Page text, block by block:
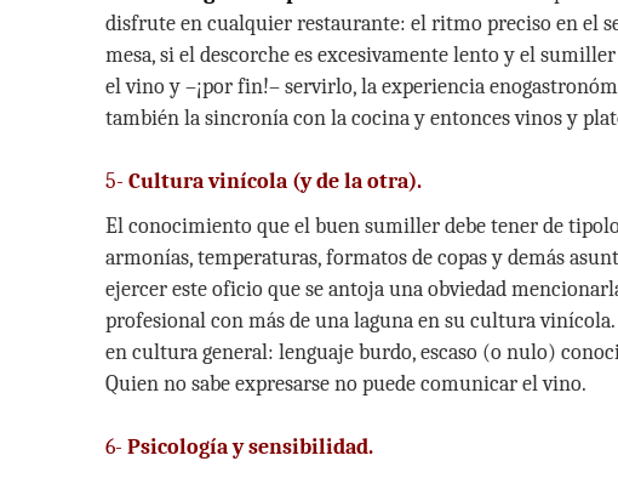
disfrute en cualquier restaurante: el ritmo preciso en el
mesa, si el descorche es excesivamente lento y el
el vino y –¡por fin!– servirlo, la experiencia
también la sincronía con la cocina y entonces vinos y
5- Cultura vinícola (y de la otra).
El conocimiento que el buen sumiller debe tener de
armonías, temperaturas, formatos de copas y demás
ejercer este oficio que se antoja una obviedad
profesional con más de una laguna en su cultura
en cultura general: lenguaje burdo, escaso (o nulo)
Quien no sabe expresarse no puede comunicar el vino.
6- Psicología y sensibilidad.